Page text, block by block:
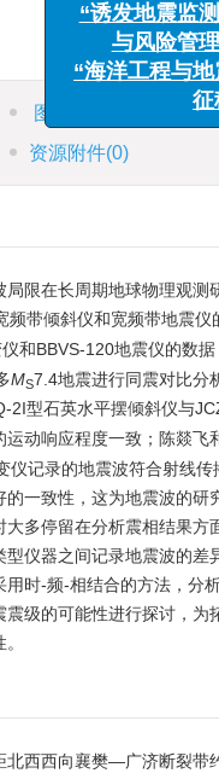
图 参
资源附件(0)
限在长周期地球物理观测
带倾斜仪和宽频带地震仪
和BBVS-120地震仪的数
MS7.4地震进行同震对比分
2I型石英水平摆倾斜仪与
动响应程度一致；陈燚飞
仪记录的地震波符合射线传
一致性，这为地震波的研
多停留在分析震相结果方
仪器之间记录地震波的差
时-频-相结合的方法，分
级的可能性进行探讨，为
西西向襄樊—广济断裂带
“诱
“海